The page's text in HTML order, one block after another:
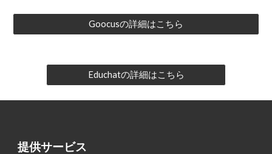
Goocusの詳細はこちら
Educhatの詳細はこちら
提供サービス